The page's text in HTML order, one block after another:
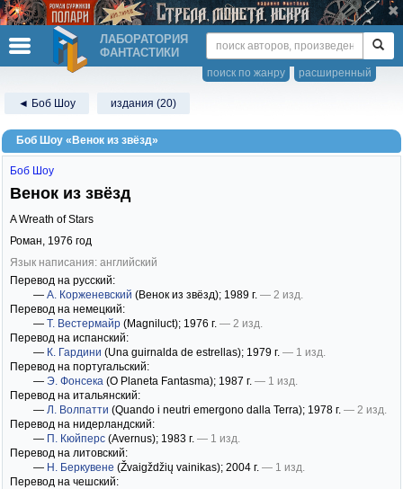
ЛАБОРАТОРИЯ
ФАНТАСТИКИ
расширенный
поиск по жанру
◄ Боб Шоу издания (20)
Боб Шоу «Венок из звёзд»
Боб Шоу
Венок из звёзд
A Wreath of Stars
Роман, 1976 год
Язык написания: английский
Перевод на русский:
— А. Корженевский (Венок из звёзд); 1989 г. — 2 изд.
Перевод на немецкий:
— Т. Вестермайр (Magniluct); 1976 г. — 2 изд.
Перевод на испанский:
— К. Гардини (Una guirnalda de estrellas); 1979 г. — 1 изд.
Перевод на португальский:
— Э. Фонсека (O Planeta Fantasma); 1987 г. — 1 изд.
Перевод на итальянский:
— Л. Волпатти (Quando i neutri emergono dalla Terra); 1978 г. — 2 изд.
Перевод на нидерландский:
— П. Кюйперс (Avernus); 1983 г. — 1 изд.
Перевод на литовский:
— Н. Беркувене (Žvaigždžių vainikas); 2004 г. — 1 изд.
Перевод на чешский: